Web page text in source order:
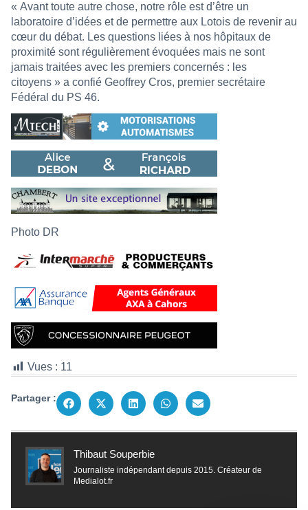
« Avant toute autre chose, notre rôle est d’être un
laboratoire d’idées et de permettre aux Lotois de revenir au
cœur du débat. Les questions liées à nos hôpitaux de
proximité sont régulièrement évoquées mais ne sont
jamais traitées avec les premiers concernés : les
citoyens » a confié Geoffrey Cros, premier secrétaire
Fédéral du PS 46.
Photo DR
Vues : 11
Partager :
Thibaut Souperbie
Journaliste indépendant depuis 2015. Créateur de
Medialot.fr